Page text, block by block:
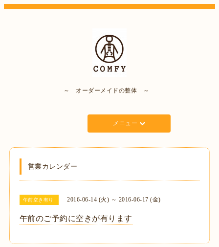
～ オーダーメイドの整体 ～
メニュー
営業カレンダー
午前空き有り 2016-06-14 (火) ～ 2016-06-17 (金)
午前のご予約に空きが有ります